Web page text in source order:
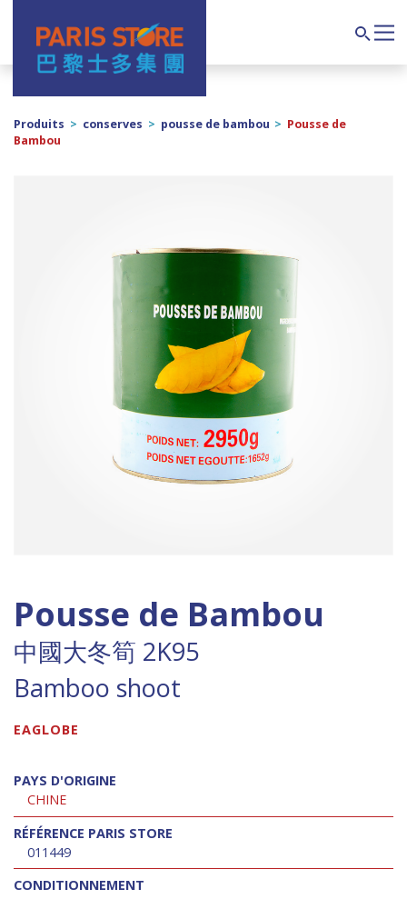
Navigation principale
Produits > conserves > pousse de bambou > Pousse de
Bambou
Pousse de Bambou
中國大冬筍 2K95
Bamboo shoot
EAGLOBE
PAYS D'ORIGINE
CHINE
RÉFÉRENCE PARIS STORE
011449
CONDITIONNEMENT